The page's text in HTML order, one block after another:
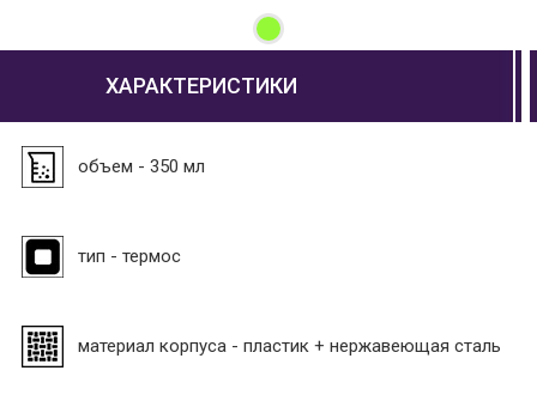
ХАРАКТЕРИСТИКИ
объем - 350 мл
тип - термос
материал корпуса - пластик + нержавеющая сталь